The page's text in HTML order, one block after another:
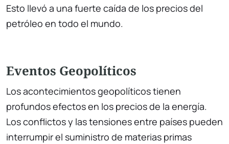
Esto llevó a una fuerte caída de los precios del
petróleo en todo el mundo.
Eventos Geopolíticos
Los acontecimientos geopolíticos tienen
profundos efectos en los precios de la energía.
Los conflictos y las tensiones entre países pueden
interrumpir el suministro de materias primas